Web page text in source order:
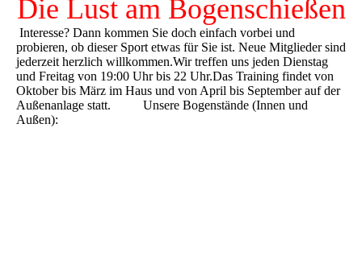
Die Lust am Bogenschießen
Interesse? Dann kommen Sie doch einfach vorbei und
probieren, ob dieser Sport etwas für Sie ist. Neue Mitglieder sind
jederzeit herzlich willkommen.Wir treffen uns jeden Dienstag
und Freitag von 19:00 Uhr bis 22 Uhr.Das Training findet von
Oktober bis März im Haus und von April bis September auf der
Außenanlage statt. Unsere Bogenstände (Innen und
Außen):